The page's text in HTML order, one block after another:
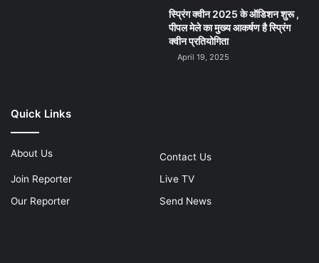
स्प्रिंग क्वीन 2025 के ऑडिशन शुरू ,
पीपल मेले का मुख्य आकर्षण है स्प्रिंग
क्वीन प्रतियोगिता
April 19, 2025
Quick Links
About Us
Contact Us
Join Reporter
Live TV
Our Reporter
Send News